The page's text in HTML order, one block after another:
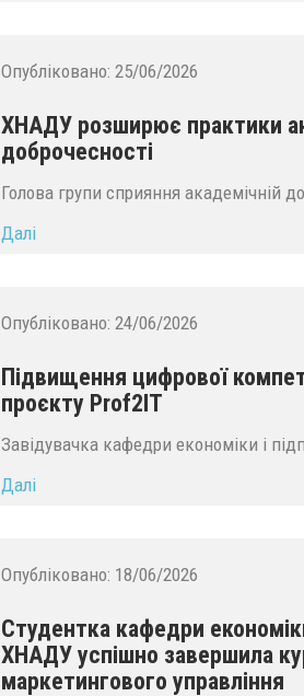
Опубліковано: 25/06/2026
ХНАДУ розширює практики
доброчесності
Голова групи сприяння академічній
Далі
Опубліковано: 24/06/2026
Підвищення цифрової
проєкту Prof2IT
Завідувачка кафедри економіки і
Далі
Опубліковано: 18/06/2026
Студентка кафедри
ХНАДУ успішно завершила
маркетингового управління